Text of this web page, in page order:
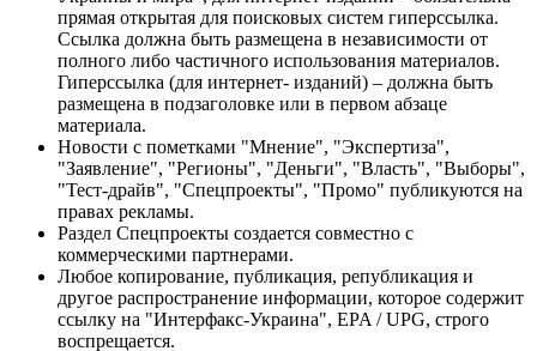
прямая открытая для поисковых систем гиперссылка.
Ссылка должна быть размещена в независимости от
полного либо частичного использования материалов.
Гиперссылка (для интернет- изданий) – должна быть
размещена в подзаголовке или в первом абзаце
материала.
Новости с пометками "Мнение", "Экспертиза",
"Заявление", "Регионы", "Деньги", "Власть", "Выборы",
"Тест-драйв", "Спецпроекты", "Промо" публикуются на
правах рекламы.
Раздел Спецпроекты создается совместно с
коммерческими партнерами.
Любое копирование, публикация, републикация и
другое распространение информации, которое содержит
ссылку на "Интерфакс-Украина", EPA / UPG, строго
воспрещается.